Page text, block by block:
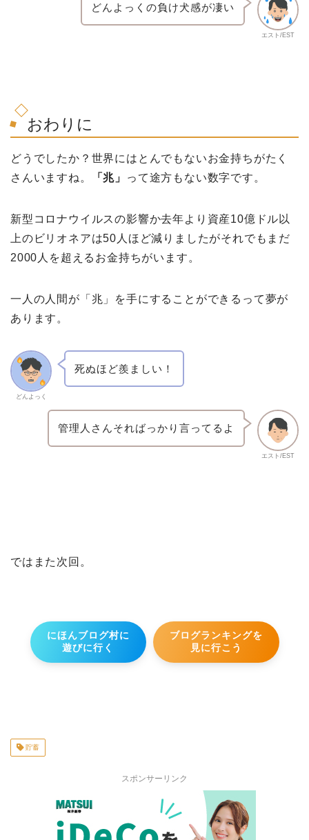
エスト/EST
どんよっくの負け犬感が凄い
おわりに
どうでしたか？世界にはとんでもないお金持ちがたく
さんいますね。
「兆」 って途方もない数字です。
新型コロナウイルスの影響か去年より資産10億ドル以
上のビリオネアは50人ほど減りましたがそれでもまだ
2000人を超えるお金持ちがいます。
一人の人間が「兆」を手にすることができるって夢が
あります。
どんよっく
死ぬほど羨ましい！
エスト/EST
管理人さんそればっかり言ってるよ
ではまた次回。
にほんブログ村に
遊びに行く
ブログランキングを
見に行こう
貯蓄
スポンサーリンク